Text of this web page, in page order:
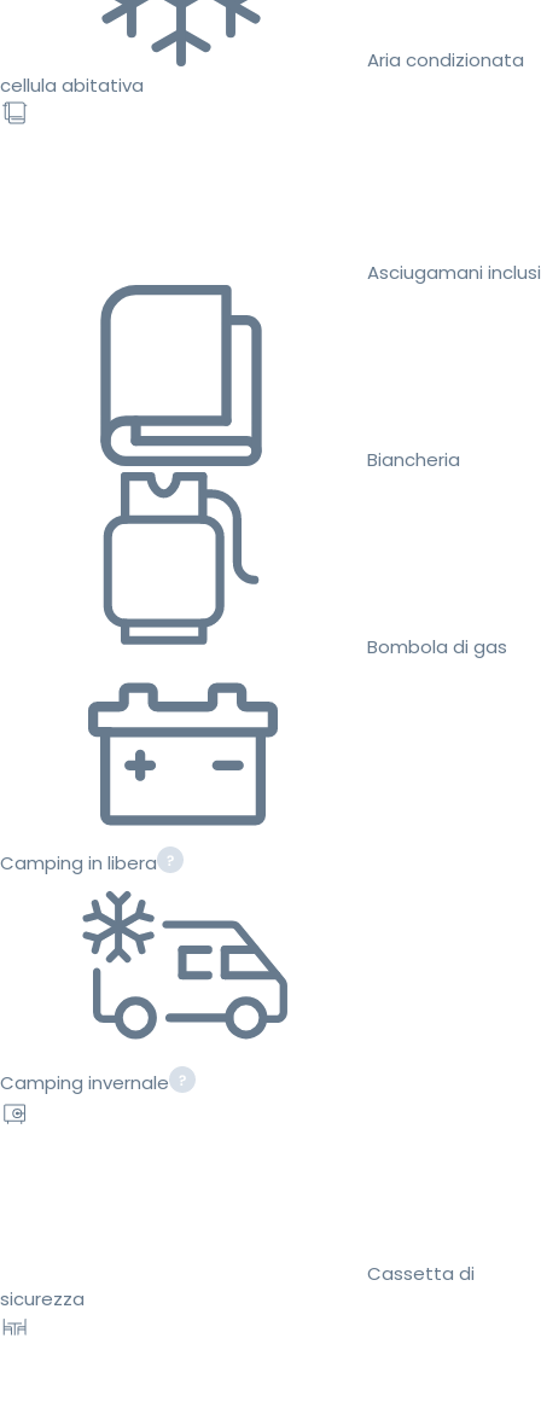
Aria condizionata
cellula abitativa
Asciugamani inclusi
Biancheria
Bombola di gas
Camping in libera
Camping invernale
Cassetta di
sicurezza